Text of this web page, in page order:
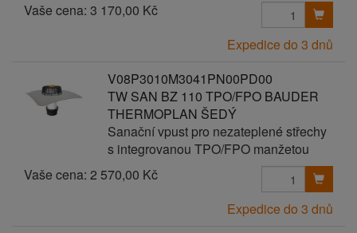
Vaše cena: 3 170,00 Kč
Expedice do 3 dnů
V08P3010M3041PN00PD00
TW SAN BZ 110 TPO/FPO BAUDER
THERMOPLAN ŠEDÝ
Sanační vpust pro nezateplené střechy
s integrovanou TPO/FPO manžetou
Vaše cena: 2 570,00 Kč
Expedice do 3 dnů